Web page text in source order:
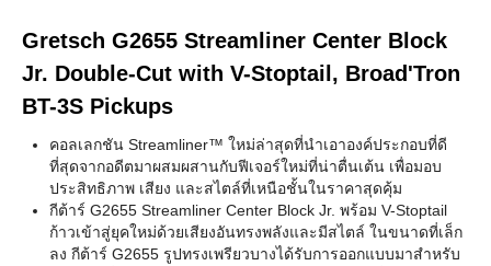
Gretsch G2655 Streamliner Center Block
Jr. Double-Cut with V-Stoptail, Broad'Tron
BT-3S Pickups
คอลเลกชัน Streamliner™ ใหม่ล่าสุดที่นำเอาองค์ประกอบที่ดี
ที่สุดจากอดีตมาผสมผสานกับฟีเจอร์ใหม่ที่น่าตื่นเต้น เพื่อมอบ
ประสิทธิภาพ เสียง และสไตล์ที่เหนือชั้นในราคาสุดคุ้ม
กีต้าร์ G2655 Streamliner Center Block Jr. พร้อม V-Stoptail
ก้าวเข้าสู่ยุคใหม่ด้วยเสียงอันทรงพลังและมีสไตล์ ในขนาดที่เล็ก
ลง กีต้าร์ G2655 รูปทรงเพรียวบางได้รับการออกแบบมาสำหรับ